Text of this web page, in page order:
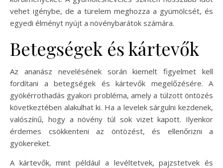
vehet igénybe, de a türelem meghozza a gyümölcsét, és
egyedi élményt nyújt a növénybarátok számára.
Betegségek és kártevők
Az ananász nevelésének során kiemelt figyelmet kell
fordítani a betegségek és kártevők megelőzésére. A
gyökérrothadás gyakori probléma, amely a túlzott öntözés
következtében alakulhat ki. Ha a levelek sárgulni kezdenek,
valószínű, hogy a növény túl sok vizet kapott. Ilyenkor
érdemes csökkenteni az öntözést, és ellenőrizni a
gyökereket.
A kártevők, mint például a levéltetvek, pajzstetvek és